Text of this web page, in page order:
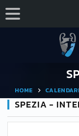
HOME
SPEZIA -